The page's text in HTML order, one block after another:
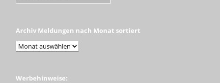
Archiv Meldungen nach Monat sortiert
Werbehinweise: